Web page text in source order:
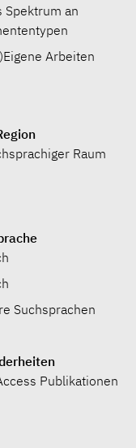
Spektrum an
Arbeiten
Raum
Suchsprachen
Publikationen